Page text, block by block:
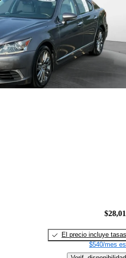
El precio incluye tasas
$540/mes